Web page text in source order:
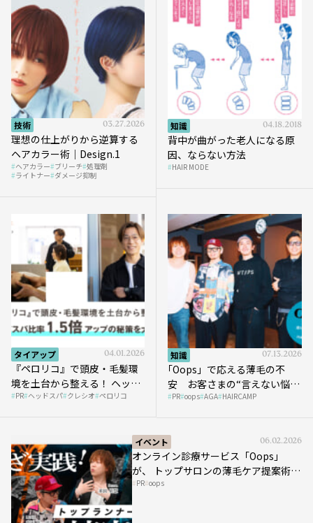
技術 03.27.2026
理想の仕上がりから逆算する
ヘアカラー術｜Design.1
ヘアカラー ブリーチ 処理剤
ライトナー ダメージ抑制
知識 04.18.2018
背中が曲がった老人になる原
因、ならない方法
HAIR MODE
タイアップ 04.01.2026
『ペロリコ』で頭皮・毛髪環
境を土台から整える！ ヘッド
スパ比率1.5倍アップの秘策を
PR ヘッドスパ クレシオ ペロリコ
知識 07.13.2026
｢Oops」で応える薄毛の不
安 お客さまの“言えない悩
み”にどう向き合う？ ＃01
PR oops AGA HAIRCAMP
イベント 06.02.2026
オンライン診療サービス「Oops」
が、 トップサロンの薄毛ケア提案術を
HAIRCAMPで公開！
PR oops